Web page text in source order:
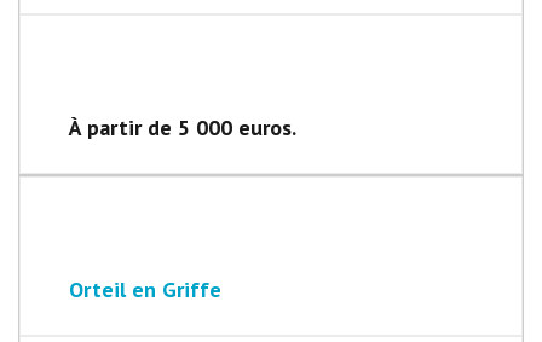
À partir de 5 000 euros.
Orteil en Griffe